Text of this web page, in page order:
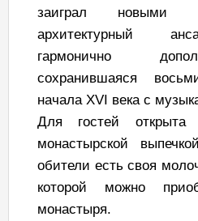
заиграл новыми
архитектурный
гармонично
сохранившаяся
начала XVI века с
Для гостей
монастырской
обители есть своя
которой можно
монастыря.